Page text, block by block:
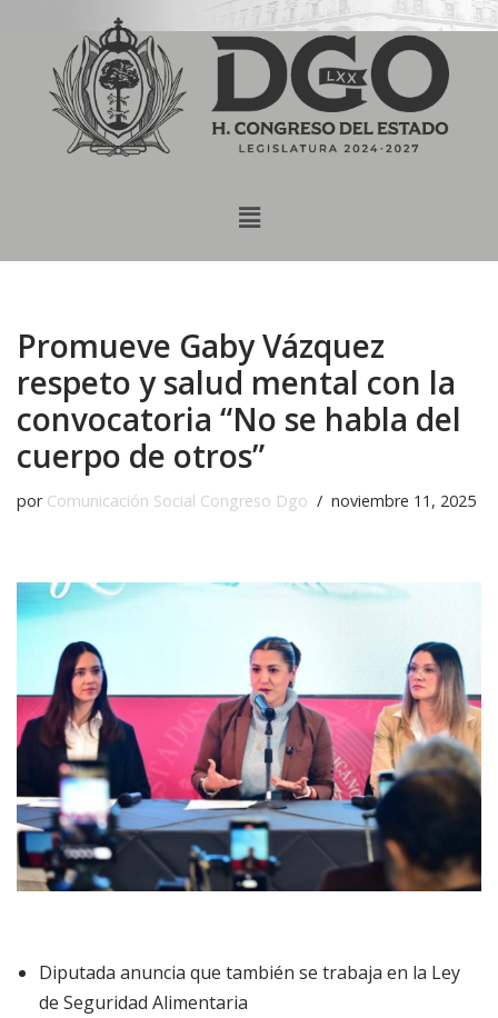
Saltar
contenido
Promueve Gaby Vázquez
respeto y salud mental con la
convocatoria “No se habla del
cuerpo de otros”
por Comunicación Social Congreso Dgo noviembre 11, 2025
Diputada anuncia que también se trabaja en la Ley
de Seguridad Alimentaria